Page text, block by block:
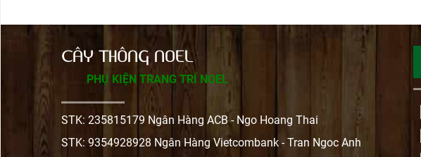
CÂY THÔNG NOEL
PHỤ KIỆN TRANG TRÍ NOEL
STK: 235815179 Ngân Hàng ACB - Ngo Hoang Thai
STK: 9354928928 Ngân Hàng Vietcombank - Tran Ngoc Anh